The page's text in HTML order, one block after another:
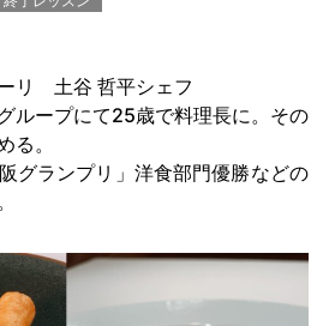
リ 土谷 哲平シェフ
ループにて25歳で料理長に。その
る。
グランプリ」洋食部門優勝などの